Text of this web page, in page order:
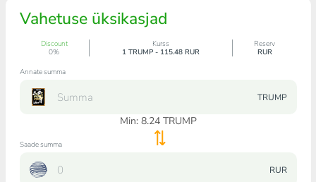
Vahetuse üksikasjad
Discount
0%
Kurss
1 TRUMP - 115.48 RUR
Reserv
RUR
Annate summa
TRUMP
Min: 8.24TRUMP
Saade summa
RUR